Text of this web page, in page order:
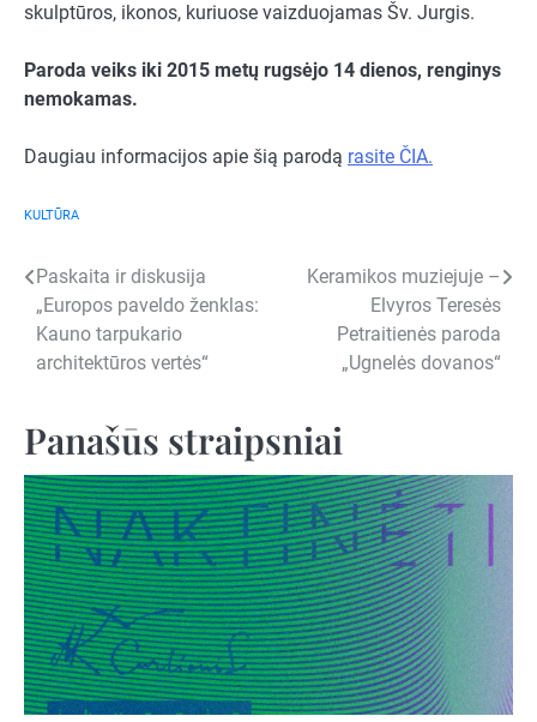
skulptūros, ikonos, kuriuose vaizduojamas Šv. Jurgis.
Paroda veiks iki 2015 metų rugsėjo 14 dienos, renginys
nemokamas.
Daugiau informacijos apie šią parodą rasite ČIA.
KULTŪRA
Navigacija
tarp
įrašų
Paskaita ir diskusija
„Europos paveldo ženklas:
Kauno tarpukario
architektūros vertės“
Keramikos muziejuje –
Elvyros Teresės
Petraitienės paroda
„Ugnelės dovanos“
Panašūs straipsniai